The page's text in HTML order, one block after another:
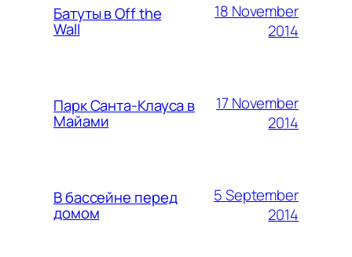
Батуты в Off the
Wall
18 November
2014
Парк Санта-Клауса в
Майами
17 November
2014
В бассейне перед
домом
5 September
2014